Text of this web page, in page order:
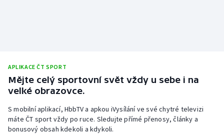
APLIKACE ČT SPORT
Mějte celý sportovní svět vždy u sebe i na
velké obrazovce.
S mobilní aplikací, HbbTV a apkou iVysílání ve své chytré televizi
máte ČT sport vždy po ruce. Sledujte přímé přenosy, články a
bonusový obsah kdekoli a kdykoli.